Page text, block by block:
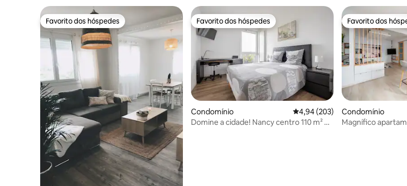
Favorito dos hóspedes
Favorito dos hóspedes Favorito dos hóspedes
Favorito dos hóspedes
Condomínio Classificação média de 4,94 em
4,94 (203)
Domine a cidade! Nancy centro 110 m² e
Favorito dos
Favorito dos
Condomínio
Magnífico